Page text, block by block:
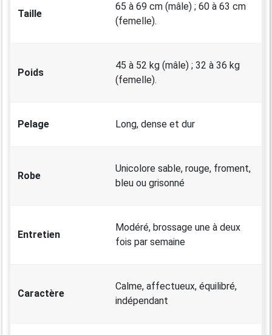
Taille
65 à 69 cm (mâle) ; 60 à 63 cm
(femelle).
Poids
45 à 52 kg (mâle) ; 32 à 36 kg
(femelle).
Pelage Long, dense et dur
Robe
Unicolore sable, rouge, froment,
bleu ou grisonné
Entretien
Modéré, brossage une à deux
fois par semaine
Caractère
Calme, affectueux, équilibré,
indépendant